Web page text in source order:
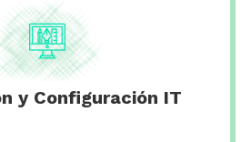
y Configuración IT